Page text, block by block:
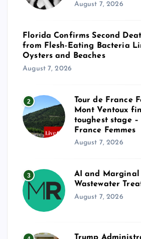
August 7, 2026
Florida Confirms Second
from Flesh-Eating Bacteria
Oysters and Beaches
August 7, 2026
2
Tour de France
Mont Ventoux
toughest stage
France Femmes
August 7, 2026
3
AI and Marginal
Wastewater
August 7, 2026